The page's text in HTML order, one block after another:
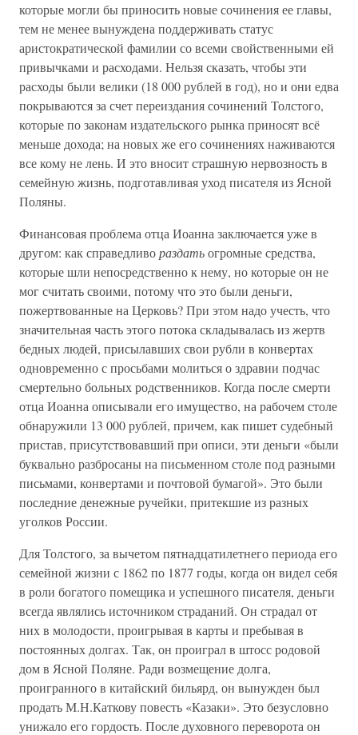
которые могли бы приносить новые сочинения ее главы,
тем не менее вынуждена поддерживать статус
аристократической фамилии со всеми свойственными ей
привычками и расходами. Нельзя сказать, чтобы эти
расходы были велики (18 000 рублей в год), но и они едва
покрываются за счет переиздания сочинений Толстого,
которые по законам издательского рынка приносят всё
меньше дохода; на новых же его сочинениях наживаются
все кому не лень. И это вносит страшную нервозность в
семейную жизнь, подготавливая уход писателя из Ясной
Поляны.
Финансовая проблема отца Иоанна заключается уже в
другом: как справедливораздатьогромные средства,
которые шли непосредственно к нему, но которые он не
мог считать своими, потому что это были деньги,
пожертвованные на Церковь? При этом надо учесть, что
значительная часть этого потока складывалась из жертв
бедных людей, присылавших свои рубли в конвертах
одновременно с просьбами молиться о здравии подчас
смертельно больных родственников. Когда после смерти
отца Иоанна описывали его имущество, на рабочем столе
обнаружили 13 000 рублей, причем, как пишет судебный
пристав, присутствовавший при описи, эти деньги «были
буквально разбросаны на письменном столе под разными
письмами, конвертами и почтовой бумагой». Это были
последние денежные ручейки, притекшие из разных
уголков России.
Для Толстого, за вычетом пятнадцатилетнего периода его
семейной жизни с 1862 по 1877 годы, когда он видел себя
в роли богатого помещика и успешного писателя, деньги
всегда являлись источником страданий. Он страдал от
них в молодости, проигрывая в карты и пребывая в
постоянных долгах. Так, он проиграл в штосс родовой
дом в Ясной Поляне. Ради возмещение долга,
проигранного в китайский бильярд, он вынужден был
продать М.Н.Каткову повесть «Казаки». Это безусловно
унижало его гордость. После духовного переворота он